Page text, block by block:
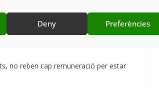
Deny Preferències
el telèfon, ni el whatsapp, ni el
especial específic
no reben cap remuneració per estar